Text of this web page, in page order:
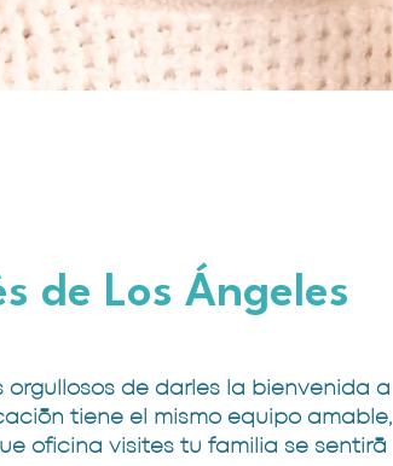
de Los Ángeles
orgullosos de darles la bienvenida a
tiene el mismo equipo amable,
oficina visites tu familia se sentirá